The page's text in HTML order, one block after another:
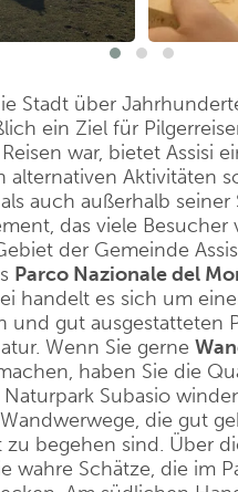
Stadt über
ein Ziel für
war, bietet Assisi
alternativen Aktivitäten
auch außerhalb seiner
das viele Besucher
der Gemeinde
Parco Nazionale del
handelt es sich um
und gut ausgestatteten
Wenn Sie gerne
haben Sie die
Subasio
die gut
begehen sind. Über
wahre Schätze, die im